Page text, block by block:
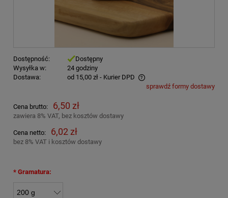
Dostępność:
Dostępny
Wysyłka w:
24 godziny
Dostawa:
od 15,00 zł - Kurier DPD
Cena nie zawiera ewentualnych kosztów płatnościsprawdź formy dostawy
Cena brutto: 6,50 zł
zawiera 8% VAT, bez kosztów dostawy
Cena netto: 6,02 zł
bez 8% VAT i kosztów dostawy
* Gramatura: